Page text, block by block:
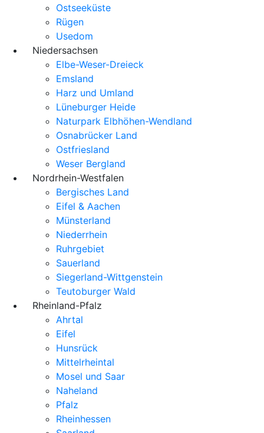
Ostseeküste
Rügen
Usedom
Niedersachsen
Elbe-Weser-Dreieck
Emsland
Harz und Umland
Lüneburger Heide
Naturpark Elbhöhen-Wendland
Osnabrücker Land
Ostfriesland
Weser Bergland
Nordrhein-Westfalen
Bergisches Land
Eifel & Aachen
Münsterland
Niederrhein
Ruhrgebiet
Sauerland
Siegerland-Wittgenstein
Teutoburger Wald
Rheinland-Pfalz
Ahrtal
Eifel
Hunsrück
Mittelrheintal
Mosel und Saar
Naheland
Pfalz
Rheinhessen